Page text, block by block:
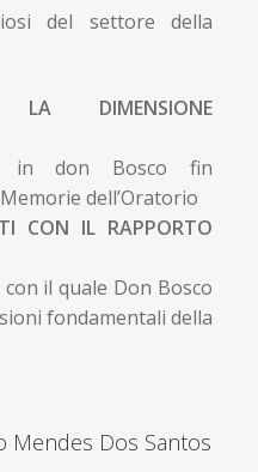
del settore della
LA DIMENSIONE
in don Bosco fin
dell’Oratorio
CON IL RAPPORTO
il quale Don Bosco
fondamentali della
Mendes Dos Santos